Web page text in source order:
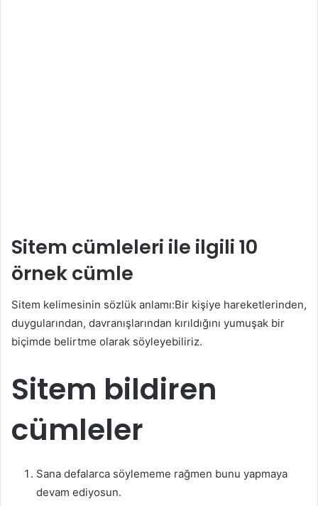
Sitem cümleleri ile ilgili 10
örnek cümle
Sitem kelimesinin sözlük anlamı:Bir kişiye hareketlerinden,
duygularından, davranışlarından kırıldığını yumuşak bir
biçimde belirtme olarak söyleyebiliriz.
Sitem bildiren
cümleler
Sana defalarca söylememe rağmen bunu yapmaya
devam ediyosun.